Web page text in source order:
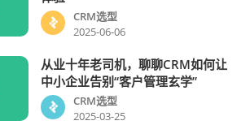
CRM选型
2025-06-06
从业十年老司机，聊聊CRM如何让
中小企业告别“客户管理玄学”
CRM选型
2025-03-25